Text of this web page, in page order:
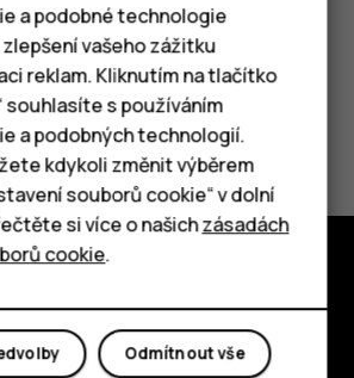
telefony
a podobné technologie
vašeho zážitku
reklam. Kliknutím na tlačítko
souhlasíte s používáním
a podobných technologií.
kdykoli změnit výběrem
souborů cookie“ v dolní
si více o našichzásadách
cookie.
Odmítnout vše